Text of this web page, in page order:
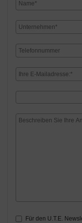
Für den U.T.E.